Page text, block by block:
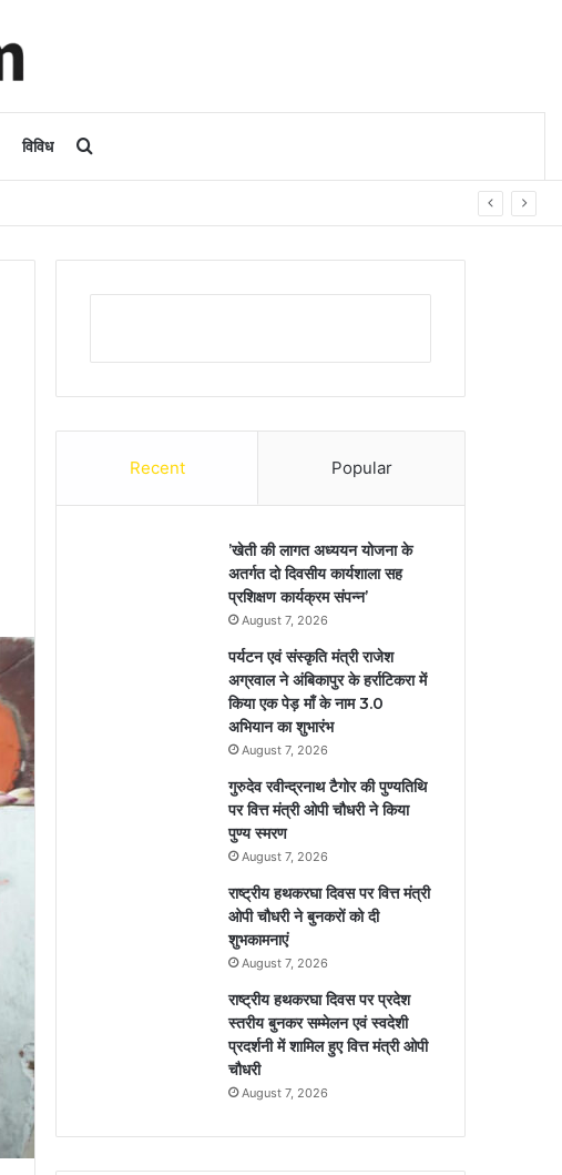
विविध
Recent Popular
’खेती की लागत अध्ययन योजना के
अतर्गत दो दिवसीय कार्यशाला सह
प्रशिक्षण कार्यक्रम संपन्न’
August 7, 2026
पर्यटन एवं संस्कृति मंत्री राजेश
अग्रवाल ने अंबिकापुर के हर्राटिकरा में
किया एक पेड़ माँ के नाम 3.0
अभियान का शुभारंभ
August 7, 2026
गुरुदेव रवीन्द्रनाथ टैगोर की पुण्यतिथि
पर वित्त मंत्री ओपी चौधरी ने किया
पुण्य स्मरण
August 7, 2026
राष्ट्रीय हथकरघा दिवस पर वित्त मंत्री
ओपी चौधरी ने बुनकरों को दी
शुभकामनाएं
August 7, 2026
राष्ट्रीय हथकरघा दिवस पर प्रदेश
स्तरीय बुनकर सम्मेलन एवं स्वदेशी
प्रदर्शनी में शामिल हुए वित्त मंत्री ओपी
चौधरी
August 7, 2026